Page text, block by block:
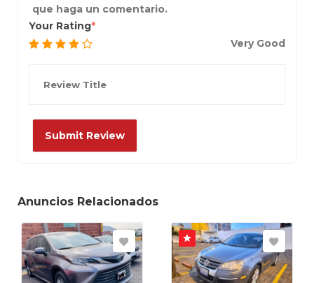
que haga un comentario.
Your Rating
Very Good
Anuncios Relacionados